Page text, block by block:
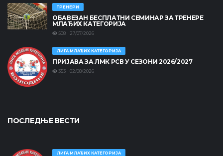
ТРЕНЕРИ
ОБАВЕЗАН БЕСПЛАТНИ СЕМИНАР ЗА ТРЕНЕРЕ
МЛАЂИХ КАТЕГОРИЈА
508 27/07/2026
ЛИГА МЛАЂИХ КАТЕГОРИЈА
ПРИЈАВА ЗА ЛМК РСВ У СЕЗОНИ 2026/2027
353 02/08/2026
ПОСЛЕДЊЕ ВЕСТИ
ЛИГА МЛАЂИХ КАТЕГОРИЈА